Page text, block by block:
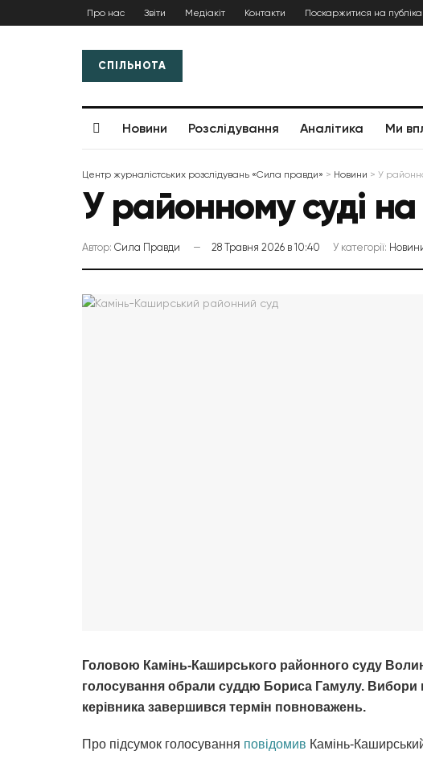
Про нас Звіти Медіакіт Контакти Поскаржитися на
СПІЛЬНОТА
Новини Розслідування Аналітика Ми
Центр журналістських розслідувань «Сила правди» > Новини > У
У районному суді
Автор: Сила Правди 28 Травня 2026 в 10:40 У категорії:
Головою Камінь-Каширського районного суду
голосування обрали суддю Бориса Гамулу. Вибори
керівника завершився термін повноважень.
Про підсумок голосування повідомив Камінь-